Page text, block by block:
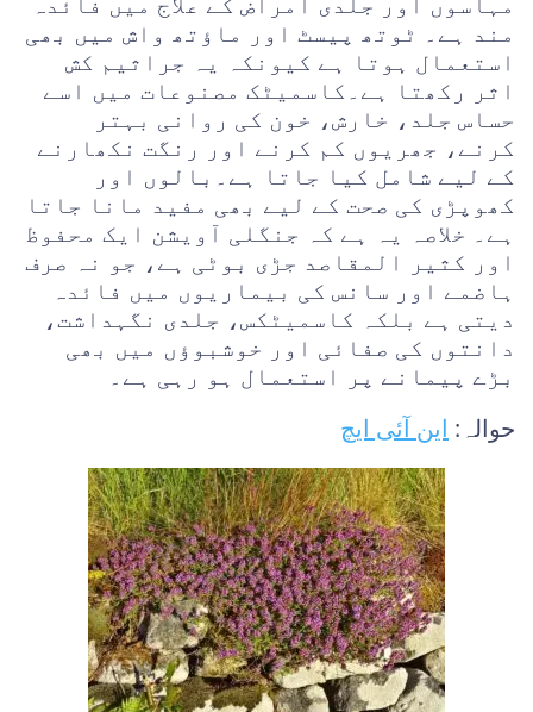
مند ہے۔ ٹوتھ پیسٹ اور ماؤتھ واش میں بھی
استعمال ہوتا ہے کیونکہ یہ جراثیم کش
اثر رکھتا ہے۔کاسمیٹک مصنوعات میں اسے
حساس جلد، خارش، خون کی روانی بہتر
کرنے، جھریوں کم کرنے اور رنگت نکھارنے
کے لیے شامل کیا جاتا ہے۔بالوں اور
کھوپڑی کی صحت کے لیے بھی مفید مانا جاتا
ہے۔ خلاصہ یہ ہے کہ جنگلی آویشن ایک محفوظ
اور کثیر المقاصد جڑی بوٹی ہے، جو نہ صرف
ہاضمے اور سانس کی بیماریوں میں فائدہ
دیتی ہے بلکہ کاسمیٹکس، جلدی نگہداشت،
دانتوں کی صفائی اور خوشبوؤں میں بھی
بڑے پیمانے پر استعمال ہو رہی ہے۔
حوالہ: این آئی ایچ